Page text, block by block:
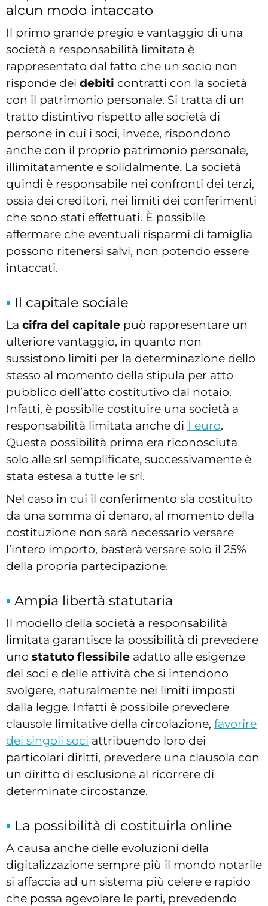
alcun modo intaccato
Il primo grande pregio e vantaggio di una
società a responsabilità limitata è
rappresentato dal fatto che un socio non
risponde dei debiti contratti con la società
con il patrimonio personale. Si tratta di un
tratto distintivo rispetto alle società di
persone in cui i soci, invece, rispondono
anche con il proprio patrimonio personale,
illimitatamente e solidalmente. La società
quindi è responsabile nei confronti dei terzi,
ossia dei creditori, nei limiti dei conferimenti
che sono stati effettuati. È possibile
affermare che eventuali risparmi di famiglia
possono ritenersi salvi, non potendo essere
intaccati.
Il capitale sociale
La cifra del capitale può rappresentare un
ulteriore vantaggio, in quanto non
sussistono limiti per la determinazione dello
stesso al momento della stipula per atto
pubblico dell’atto costitutivo dal notaio.
Infatti, è possibile costituire una società a
responsabilità limitata anche di 1 euro.
Questa possibilità prima era riconosciuta
solo alle srl semplificate, successivamente è
stata estesa a tutte le srl.
Nel caso in cui il conferimento sia costituito
da una somma di denaro, al momento della
costituzione non sarà necessario versare
l’intero importo, basterà versare solo il 25%
della propria partecipazione.
Ampia libertà statutaria
Il modello della società a responsabilità
limitata garantisce la possibilità di prevedere
uno statuto flessibile adatto alle esigenze
dei soci e delle attività che si intendono
svolgere, naturalmente nei limiti imposti
dalla legge. Infatti è possibile prevedere
clausole limitative della circolazione, favorire
dei singoli soci attribuendo loro dei
particolari diritti, prevedere una clausola con
un diritto di esclusione al ricorrere di
determinate circostanze.
La possibilità di costituirla online
A causa anche delle evoluzioni della
digitalizzazione sempre più il mondo notarile
si affaccia ad un sistema più celere e rapido
che possa agevolare le parti, prevedendo